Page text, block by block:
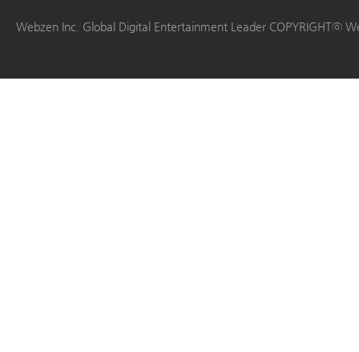
Webzen Inc. Global Digital Entertainment Leader COPYRIGHTⓒ